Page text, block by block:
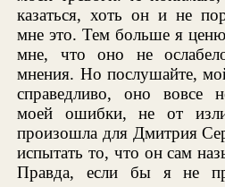
казаться, хоть он и не
мне это. Тем больше я
мне, что оно не
мнения. Но послушайте,
справедливо, оно вовсе
моей ошибки, не от
произошла для Дмитрия
испытать то, что он сам
Правда, если бы я не